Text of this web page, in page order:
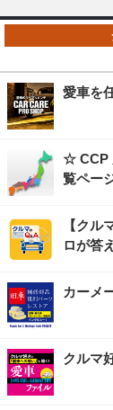
愛車を
☆ CCP
覧ペー
【ク
ロが答
カーメ
クルマ